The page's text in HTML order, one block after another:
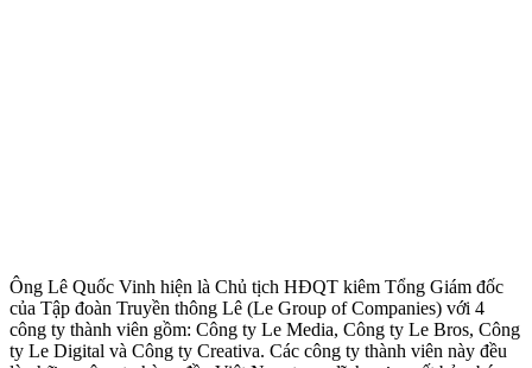
Ông Lê Quốc Vinh hiện là Chủ tịch HĐQT kiêm Tổng Giám đốc
của Tập đoàn Truyền thông Lê (Le Group of Companies) với 4
công ty thành viên gồm: Công ty Le Media, Công ty Le Bros, Công
ty Le Digital và Công ty Creativa. Các công ty thành viên này đều